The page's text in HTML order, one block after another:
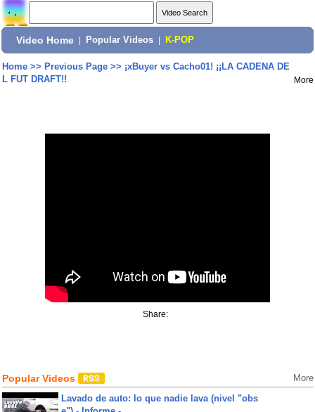
Video Home Popular Videos K-POP
Home>> Previous Page>> ¡xBuyer vs Cacho01! ¡¡LA CADENA DE
L FUT DRAFT!!
More
Share:
Popular Videos More
Lavado de auto: lo que nadie lava (nivel "obs